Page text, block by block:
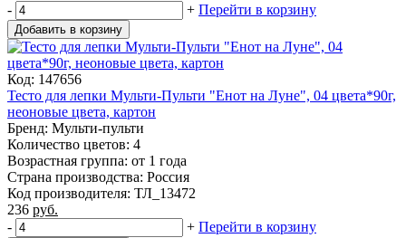
- + Перейти в корзину
Добавить в корзину
Код: 147656
Тесто для лепки Мульти-Пульти "Енот на Луне", 04 цвета*90г,
неоновые цвета, картон
Бренд: Мульти-пульти
Количество цветов: 4
Возрастная группа: от 1 года
Страна производства: Россия
Код производителя: ТЛ_13472
236 руб.
-
+ Перейти в корзину